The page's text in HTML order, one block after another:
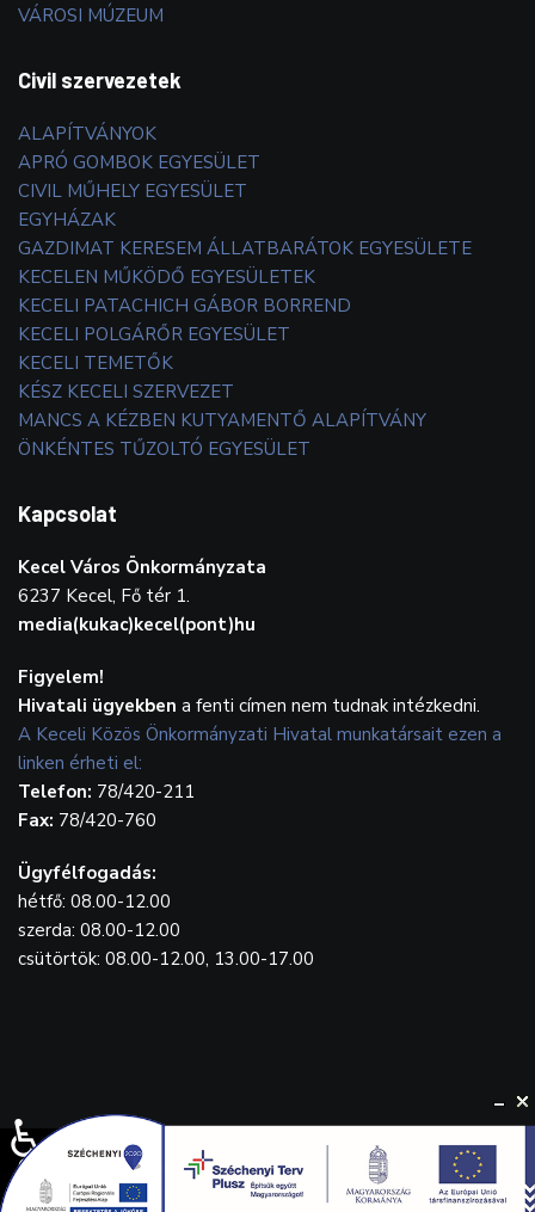
VÁROSI MÚZEUM
Civil szervezetek
ALAPÍTVÁNYOK
APRÓ GOMBOK EGYESÜLET
CIVIL MŰHELY EGYESÜLET
EGYHÁZAK
GAZDIMAT KERESEM ÁLLATBARÁTOK EGYESÜLETE
KECELEN MŰKÖDŐ EGYESÜLETEK
KECELI PATACHICH GÁBOR BORREND
KECELI POLGÁRŐR EGYESÜLET
KECELI TEMETŐK
KÉSZ KECELI SZERVEZET
MANCS A KÉZBEN KUTYAMENTŐ ALAPÍTVÁNY
ÖNKÉNTES TŰZOLTÓ EGYESÜLET
Kapcsolat
Kecel Város Önkormányzata
6237 Kecel, Fő tér 1.
media(kukac)kecel(pont)hu
Figyelem!
Hivatali ügyekben a fenti címen nem tudnak intézkedni.
A Keceli Közös Önkormányzati Hivatal munkatársait ezen a
linken érheti el:
Telefon: 78/420-211
Fax: 78/420-760
Ügyfélfogadás:
hétfő: 08.00-12.00
szerda: 08.00-12.00
csütörtök: 08.00-12.00, 13.00-17.00
© {2023} Kecel.hu. Designed byWebGrafika.hu
Drónfelvétel: Balla Tamás